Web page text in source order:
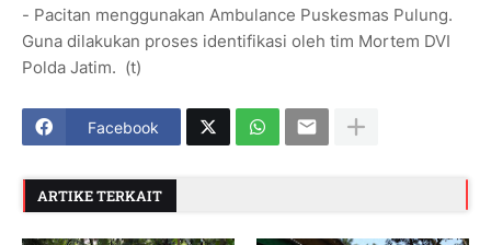
- Pacitan menggunakan Ambulance Puskesmas Pulung.
Guna dilakukan proses identifikasi oleh tim Mortem DVI
Polda Jatim. (t)
Facebook
ARTIKE TERKAIT